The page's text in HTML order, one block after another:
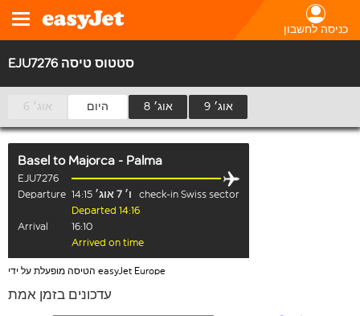
כניסה לחשבון
EJU7276 סטטוס טיסה
6 אוג׳ היום 8 אוג׳ 9 אוג׳
Basel to Majorca - Palma
EJU7276
Departure 14:15 ו׳ 7 אוג׳
check-in Swiss sector
Departed 14:16
Arrival
16:10
Arrived on time
הטיסה מופעלת על ידי easyJet Europe
עדכונים בזמן אמת